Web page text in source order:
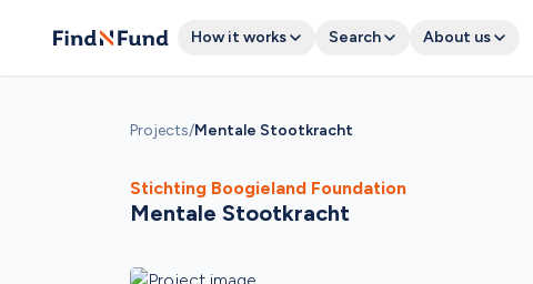
How it works Search About us
Projects/Mentale Stootkracht
Stichting Boogieland Foundation
Mentale Stootkracht